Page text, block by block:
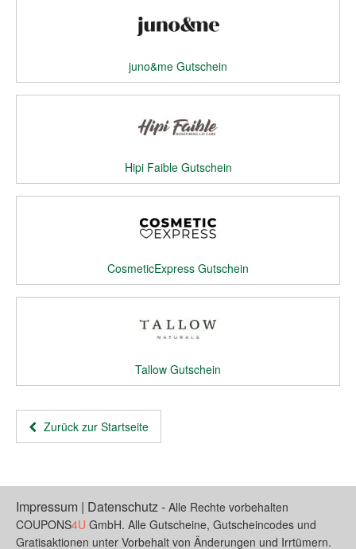
juno&me Gutschein
Hipi Faible Gutschein
CosmeticExpress Gutschein
Tallow Gutschein
Zurück zur Startseite
Impressum | Datenschutz- Alle Rechte vorbehalten
COUPONS4U GmbH. Alle Gutscheine, Gutscheincodes und
Gratisaktionen unter Vorbehalt von Änderungen und Irrtümern.